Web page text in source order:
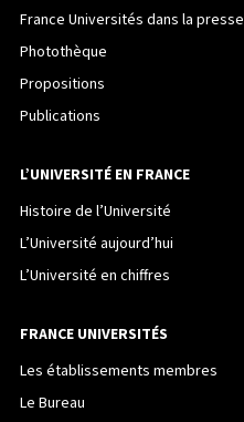
France Universités dans la presse
Photothèque
Propositions
Publications
L’UNIVERSITÉ EN FRANCE
Histoire de l’Université
L’Université aujourd’hui
L’Université en chiffres
FRANCE UNIVERSITÉS
Les établissements membres
Le Bureau